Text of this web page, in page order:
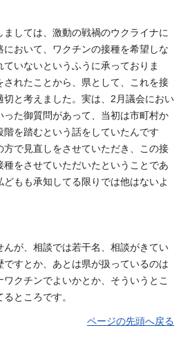
しては、激動の戦禍のウクライナに
おいて、ワクチンの接種を希望しな
いないというふうに承っておりま
れたことから、県として、これを接
と考えました。実は、2月議会におい
た御質問があって、当初は市町村か
を踏むという話をしていたんです
で見直しをさせていただき、この接
をさせていただいたということであ
もも承知してる限りでは他はないよ
が、相談では若干名、相談がきてい
ですとか、あとは県が扱っているのは
クチンでよいかとか、そういうとこ
ところです。
ページの先頭へ戻る